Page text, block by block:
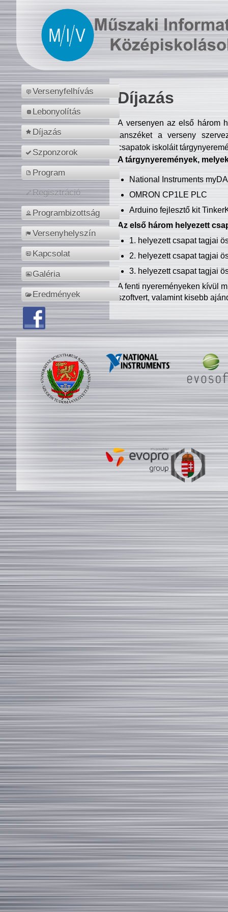
Versenyfelhívás
Lebonyolítás
Díjazás
Szponzorok
Program
Regisztráció
Programbizottság
Versenyhelyszín
Kapcsolat
Galéria
Eredmények
Díjazás
A versenyen az első három
tanszéket a verseny
csapatok iskoláit
A tárgynyeremények,
National Instruments
OMRON CP1LE PLC
Arduino fejlesztő kit
Az első három helyezett
1. helyezett csapat tagjai
2. helyezett csapat tagjai
3. helyezett csapat tagjai
A fenti nyereményeken kívül
szoftvert, valamint kisebb